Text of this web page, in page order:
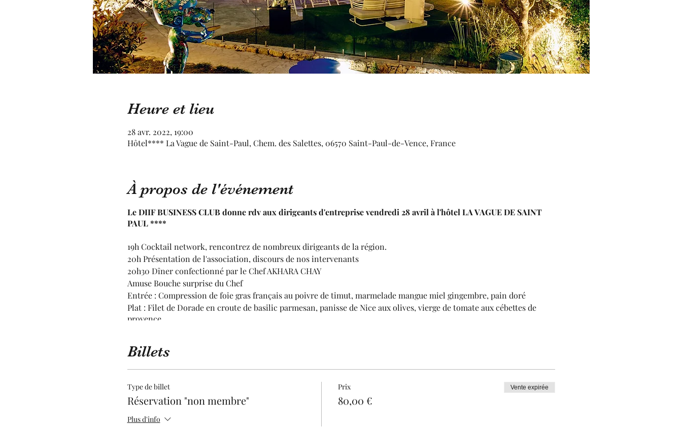
Heure et lieu
28 avr. 2022, 19:00
Hôtel**** La Vague de Saint-Paul, Chem. des Salettes, 06570 Saint-Paul-de-Vence, France
À propos de l'événement
Le DIIF BUSINESS CLUB donne rdv aux dirigeants d'entreprise vendredi 28 avril à l'hôtel LA VAGUE DE SAINT
PAUL ****
19h Cocktail network, rencontrez de nombreux dirigeants de la région.
20h Présentation de l'association, discours de nos intervenants
20h30 Dîner confectionné par le Chef AKHARA CHAY
Amuse Bouche surprise du Chef
Entrée : Compression de foie gras français au poivre de timut, marmelade mangue miel gingembre, pain doré
Plat : Filet de Dorade en croute de basilic parmesan, panisse de Nice aux olives, vierge de tomate aux cébettes de
provence
contact@diifbusinessclub.com | 06 28 70 66 43
Billets
Type de billet
Réservation "non membre"
Plus d'info
Prix
80,00 €
Vente expirée